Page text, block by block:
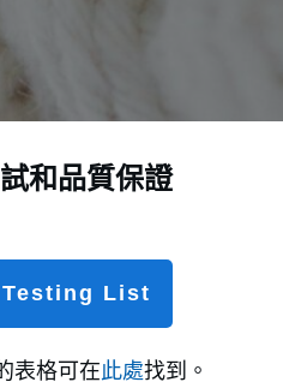
和品質保證
List
表格可在此處找到。